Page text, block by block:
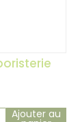
Ajouter au